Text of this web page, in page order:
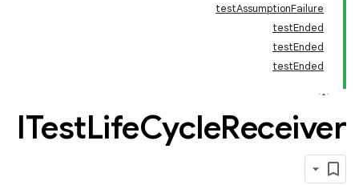
testAssumptionFailure
testEnded
testEnded
testEnded
ITestLifeCycleReceiver